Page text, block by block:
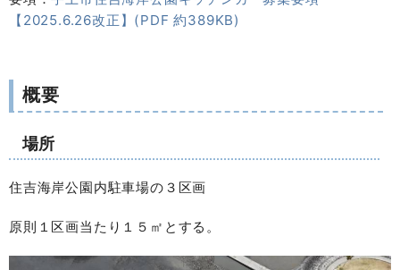
【2025.6.26改正】(PDF 約389KB)
概要
場所
住吉海岸公園内駐車場の３区画
原則１区画当たり１５㎡とする。